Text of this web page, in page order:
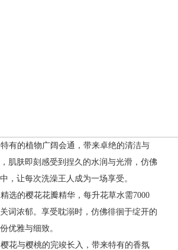
有的植物广阔会通，带来卓绝的清洁与
肌肤即刻感受到捏久的水润与光滑，仿佛
，让每次洗澡王人成为一场享受。
选的樱花花瓣精华，每升花草水需7000
词浓郁。享受耽溺时，仿佛徘徊于绽开的
优雅与细致。
花与樱桃的完竣长入，带来特有的香氛